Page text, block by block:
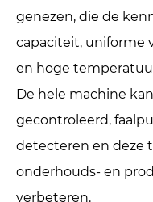
genezen, die de
capaciteit, uniforme
en hoge
De hele machine
gecontroleerd,
detecteren en deze
onderhouds- en
verbeteren.